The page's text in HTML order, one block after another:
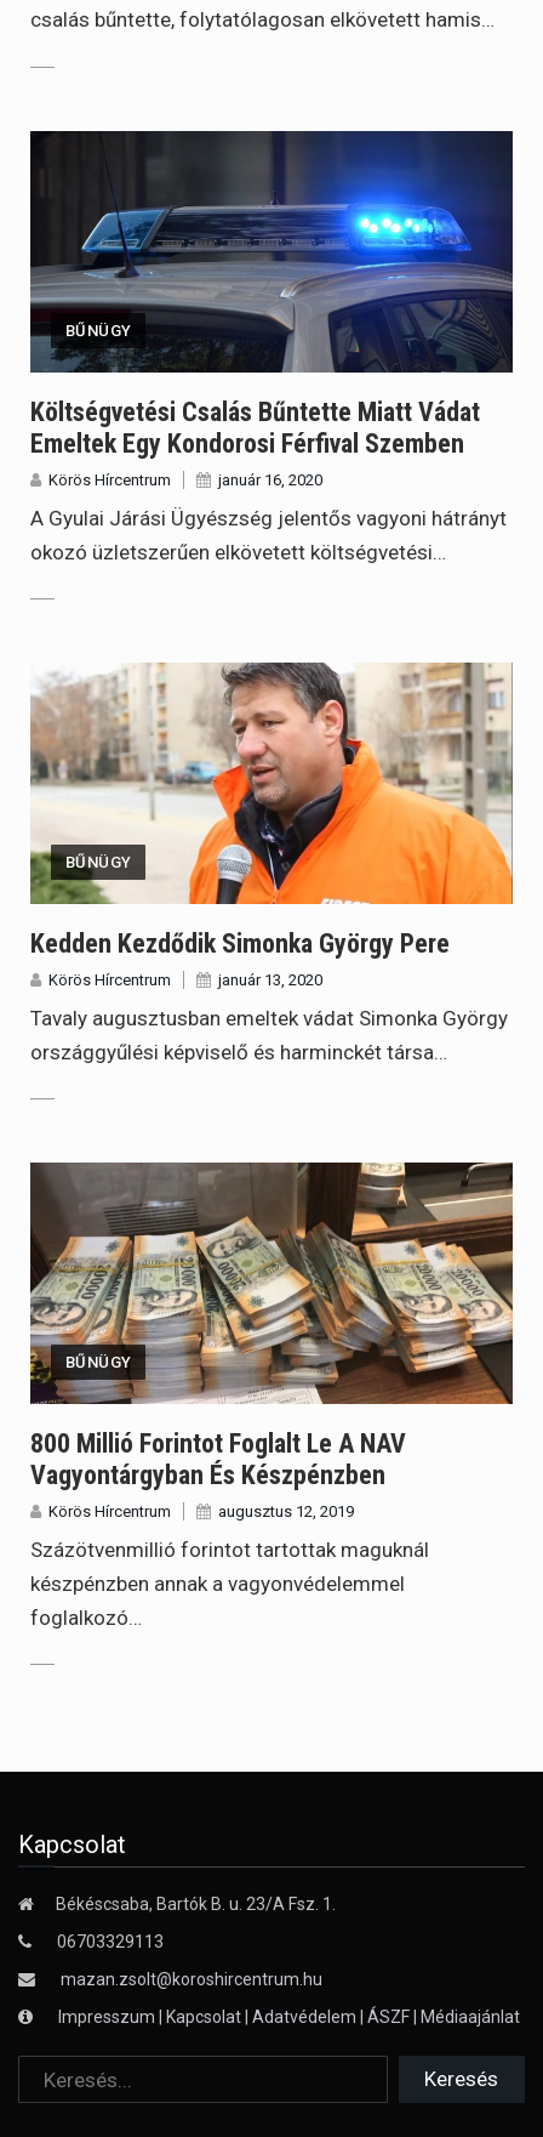
csalás bűntette, folytatólagosan elkövetett hamis…
BŰNÜGY
Költségvetési Csalás Bűntette Miatt Vádat
Emeltek Egy Kondorosi Férfival Szemben
Körös Hírcentrum január 16, 2020
A Gyulai Járási Ügyészség jelentős vagyoni hátrányt
okozó üzletszerűen elkövetett költségvetési…
BŰNÜGY
Kedden Kezdődik Simonka György Pere
Körös Hírcentrum január 13, 2020
Tavaly augusztusban emeltek vádat Simonka György
országgyűlési képviselő és harminckét társa…
BŰNÜGY
800 Millió Forintot Foglalt Le A NAV
Vagyontárgyban És Készpénzben
Körös Hírcentrum augusztus 12, 2019
Százötvenmillió forintot tartottak maguknál
készpénzben annak a vagyonvédelemmel
foglalkozó…
Kapcsolat
Békéscsaba, Bartók B. u. 23/A Fsz. 1.
06703329113
mazan.zsolt@koroshircentrum.hu
Impresszum
Kapcsolat Adatvédelem ÁSZF Médiaajánlat